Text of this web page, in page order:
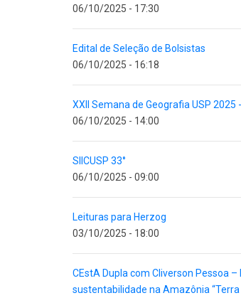
06/10/2025 - 17:30
Edital de Seleção de Bolsistas
06/10/2025 - 16:18
XXII Semana de Geografia USP
06/10/2025 - 14:00
SIICUSP 33°
06/10/2025 - 09:00
Leituras para Herzog
03/10/2025 - 18:00
CEstA Dupla com Cliverson Pessoa
sustentabilidade na Amazônia